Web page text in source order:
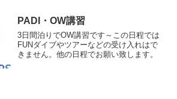
PADI・OW講習
3日間泊りでOW講習です～この日程では
FUNダイブやツアーなどの受け入れはで
きません。他の日程でお願い致します。